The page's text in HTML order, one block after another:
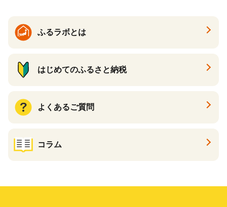
ふるラボとは
はじめてのふるさと納税
よくあるご質問
コラム